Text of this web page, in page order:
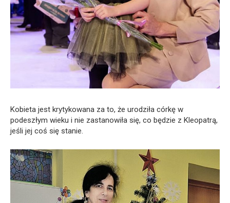
Kobieta jest krytykowana za to, że urodziła córkę w
podeszłym wieku i nie zastanowiła się, co będzie z Kleopatrą,
jeśli jej coś się stanie.